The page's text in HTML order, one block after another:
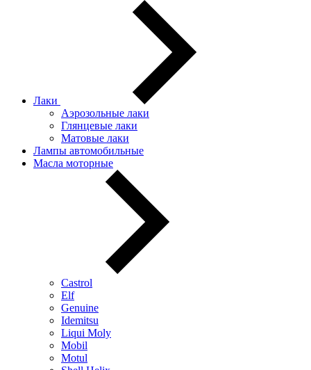
Лаки
Аэрозольные лаки
Глянцевые лаки
Матовые лаки
Лампы автомобильные
Масла моторные
Castrol
Elf
Genuine
Idemitsu
Liqui Moly
Mobil
Motul